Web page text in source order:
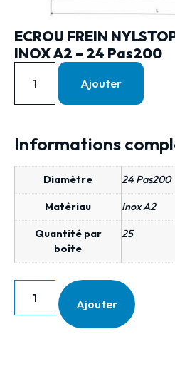
ECROU FREIN
INOX A2 – 24 Pas200
Ajouter
Informations
Diamètre 24 Pas200
Matériau Inox A2
Quantité par
boîte
25
Ajouter